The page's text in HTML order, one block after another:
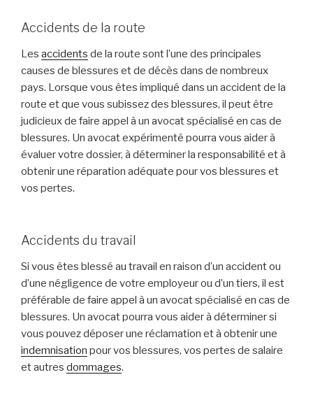
Accidents de la route
Les accidents de la route sont l’une des principales
causes de blessures et de décès dans de nombreux
pays. Lorsque vous êtes impliqué dans un accident de la
route et que vous subissez des blessures, il peut être
judicieux de faire appel à un avocat spécialisé en cas de
blessures. Un avocat expérimenté pourra vous aider à
évaluer votre dossier, à déterminer la responsabilité et à
obtenir une réparation adéquate pour vos blessures et
vos pertes.
Accidents du travail
Si vous êtes blessé au travail en raison d’un accident ou
d’une négligence de votre employeur ou d’un tiers, il est
préférable de faire appel à un avocat spécialisé en cas de
blessures. Un avocat pourra vous aider à déterminer si
vous pouvez déposer une réclamation et à obtenir une
indemnisation pour vos blessures, vos pertes de salaire
et autres dommages.